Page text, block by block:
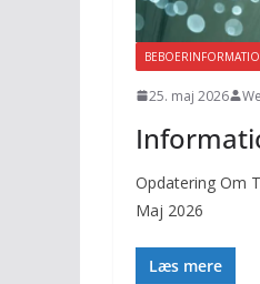
25. maj 2026
Opdatering Om
Maj 2026
Læs mere